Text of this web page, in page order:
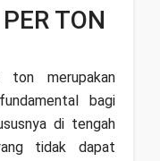
TON
ton merupakan
bagi
di tengah
tidak dapat